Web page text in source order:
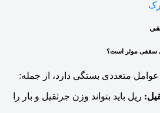
سقفی موثر است؟
عوامل متعددی بستگی دارد، از جمله:
ریل باید بتواند وزن جرثقیل و بار را